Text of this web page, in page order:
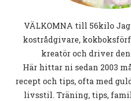
VÄLKOMNA till 56kiloJag
kostrådgivare,
kreatör och driver
Här hittar ni sedan 2003
recept och tips, ofta med
livsstil. Träning, tips,